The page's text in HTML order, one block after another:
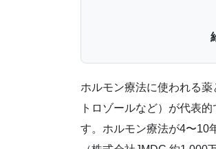
ホルモン療法に使われる
トロゾールなど）が代表
す。ホルモン療法が4〜10